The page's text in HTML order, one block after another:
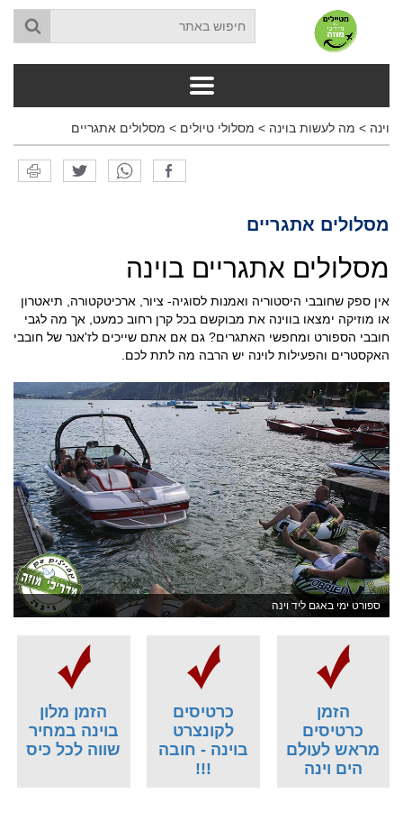
וינה > מה לעשות בוינה > מסלולי טיולים > מסלולים אתגריים
מסלולים אתגריים
מסלולים אתגריים בוינה
אין ספק שחובבי היסטוריה ואמנות לסוגיה- ציור, ארכיטקטורה, תיאטרון
או מוזיקה ימצאו בווינה את מבוקשם בכל קרן רחוב כמעט, אך מה לגבי
חובבי הספורט ומחפשי האתגרים? גם אם אתם שייכים לז'אנר של חובבי
האקסטרים והפעילות לוינה יש הרבה מה לתת לכם.
ספורט ימי באגם ליד וינה
הזמן
כרטיסים
מראש לעולם
הים וינה
כרטיסים
לקונצרט
בוינה - חובה
!!!
הזמן מלון
בוינה במחיר
שווה לכל כיס